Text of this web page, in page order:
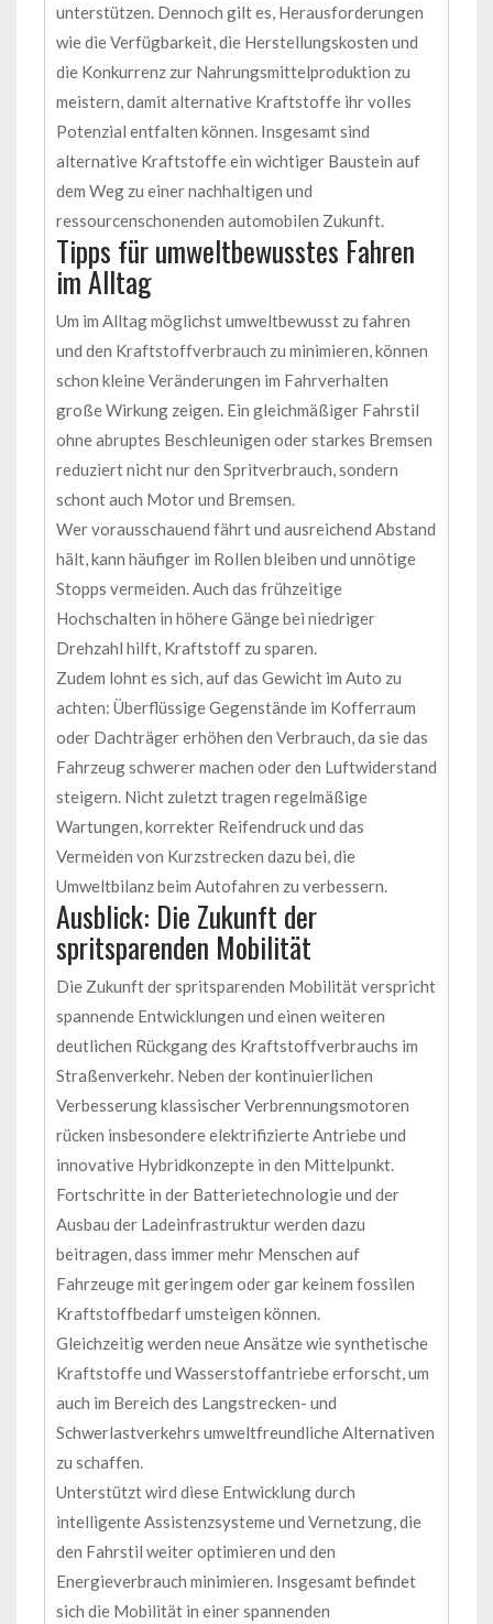
unterstützen. Dennoch gilt es, Herausforderungen
wie die Verfügbarkeit, die Herstellungskosten und
die Konkurrenz zur Nahrungsmittelproduktion zu
meistern, damit alternative Kraftstoffe ihr volles
Potenzial entfalten können. Insgesamt sind
alternative Kraftstoffe ein wichtiger Baustein auf
dem Weg zu einer nachhaltigen und
ressourcenschonenden automobilen Zukunft.
Tipps für umweltbewusstes Fahren
im Alltag
Um im Alltag möglichst umweltbewusst zu fahren
und den Kraftstoffverbrauch zu minimieren, können
schon kleine Veränderungen im Fahrverhalten
große Wirkung zeigen. Ein gleichmäßiger Fahrstil
ohne abruptes Beschleunigen oder starkes Bremsen
reduziert nicht nur den Spritverbrauch, sondern
schont auch Motor und Bremsen.
Wer vorausschauend fährt und ausreichend Abstand
hält, kann häufiger im Rollen bleiben und unnötige
Stopps vermeiden. Auch das frühzeitige
Hochschalten in höhere Gänge bei niedriger
Drehzahl hilft, Kraftstoff zu sparen.
Zudem lohnt es sich, auf das Gewicht im Auto zu
achten: Überflüssige Gegenstände im Kofferraum
oder Dachträger erhöhen den Verbrauch, da sie das
Fahrzeug schwerer machen oder den Luftwiderstand
steigern. Nicht zuletzt tragen regelmäßige
Wartungen, korrekter Reifendruck und das
Vermeiden von Kurzstrecken dazu bei, die
Umweltbilanz beim Autofahren zu verbessern.
Ausblick: Die Zukunft der
spritsparenden Mobilität
Die Zukunft der spritsparenden Mobilität verspricht
spannende Entwicklungen und einen weiteren
deutlichen Rückgang des Kraftstoffverbrauchs im
Straßenverkehr. Neben der kontinuierlichen
Verbesserung klassischer Verbrennungsmotoren
rücken insbesondere elektrifizierte Antriebe und
innovative Hybridkonzepte in den Mittelpunkt.
Fortschritte in der Batterietechnologie und der
Ausbau der Ladeinfrastruktur werden dazu
beitragen, dass immer mehr Menschen auf
Fahrzeuge mit geringem oder gar keinem fossilen
Kraftstoffbedarf umsteigen können.
Gleichzeitig werden neue Ansätze wie synthetische
Kraftstoffe und Wasserstoffantriebe erforscht, um
auch im Bereich des Langstrecken- und
Schwerlastverkehrs umweltfreundliche Alternativen
zu schaffen.
Unterstützt wird diese Entwicklung durch
intelligente Assistenzsysteme und Vernetzung, die
den Fahrstil weiter optimieren und den
Energieverbrauch minimieren. Insgesamt befindet
sich die Mobilität in einer spannenden